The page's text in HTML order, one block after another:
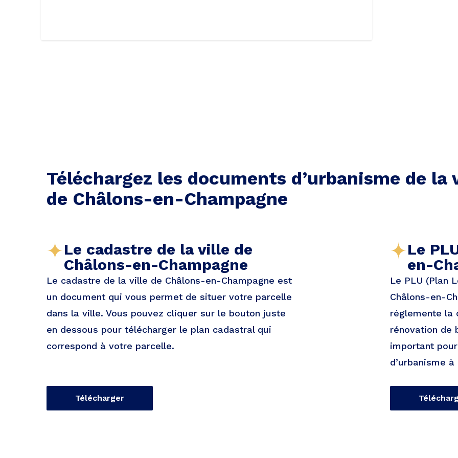
Téléchargez les documents d’urbanisme de la
de Châlons-en-Champagne
Le cadastre de la ville de
Châlons-en-Champagne
Le cadastre de la ville de Châlons-en-Champagne est
un document qui vous permet de situer votre parcelle
dans la ville. Vous pouvez cliquer sur le bouton juste
en dessous pour télécharger le plan cadastral qui
correspond à votre parcelle.
Télécharger
Le
en-
Le PLU (Plan
Châlons-en-
réglemente la
rénovation de
important
d’urbanisme